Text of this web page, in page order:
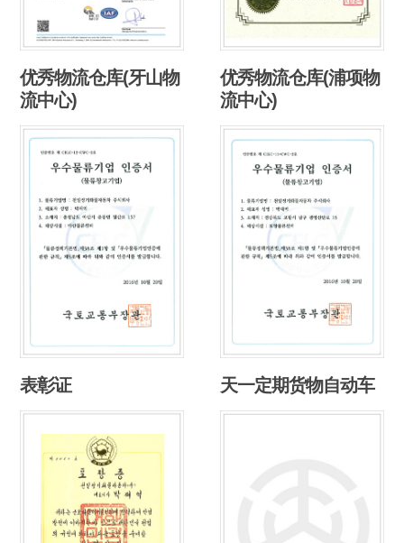
优秀物流仓库(牙山物
流中心)
优秀物流仓库(浦项物
流中心)
表彰证 天一定期货物自动车